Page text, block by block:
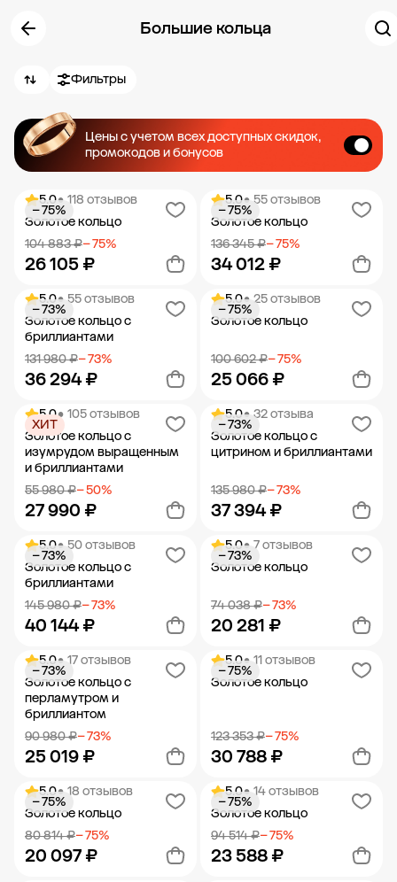
Большие кольца
Фильтры
Цены с учетом всех доступных скидок,
промокодов и бонусов
5.0• 118 отзывов
Золотое кольцо
104 883 ₽− 75%
26 105 ₽
− 75%
Добавить в корзину
5.0• 55 отзывов
Золотое кольцо
136 345 ₽− 75%
34 012 ₽
− 75%
Добавить в корзину
5.0• 55 отзывов
Золотое кольцо с
бриллиантами
131 980 ₽− 73%
36 294 ₽
− 73%
Добавить в корзину
5.0• 25 отзывов
Золотое кольцо
100 602 ₽− 75%
25 066 ₽
− 75%
Добавить в корзину
5.0• 105 отзывов
Золотое кольцо с
изумрудом выращенным
и бриллиантами
55 980 ₽− 50%
27 990 ₽
ХИТ
Добавить в корзину
5.0• 32 отзыва
Золотое кольцо с
цитрином и бриллиантами
135 980 ₽− 73%
37 394 ₽
− 73%
Добавить в корзину
5.0• 50 отзывов
Золотое кольцо с
бриллиантами
145 980 ₽− 73%
40 144 ₽
− 73%
Добавить в корзину
5.0• 7 отзывов
Золотое кольцо
74 038 ₽− 73%
20 281 ₽
− 73%
Добавить в корзину
5.0• 17 отзывов
Золотое кольцо с
перламутром и
бриллиантом
90 980 ₽− 73%
25 019 ₽
− 73%
Добавить в корзину
5.0• 11 отзывов
Золотое кольцо
123 353 ₽− 75%
30 788 ₽
− 75%
Добавить в корзину
5.0• 18 отзывов
Золотое кольцо
80 814 ₽− 75%
20 097 ₽
− 75%
5.0• 14 отзывов
Золотое кольцо
94 514 ₽− 75%
23 588 ₽
− 75%